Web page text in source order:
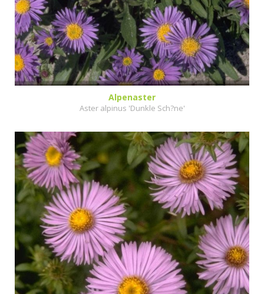
Alpenaster
Aster alpinus 'Dunkle Sch?ne'